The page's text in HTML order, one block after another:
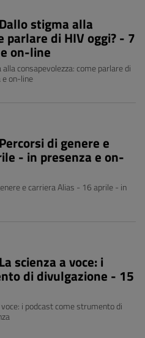
stigma alla
parlare di HIV oggi? - 7
on-line
consapevolezza: come parlare di
e on-line
di genere e
- in presenza e on-
e carriera Alias - 16 aprile - in
scienza a voce: i
di divulgazione - 15
i podcast come strumento di